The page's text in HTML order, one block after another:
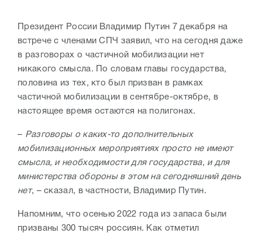
Президент России Владимир Путин 7 декабря на
встрече с членами СПЧ заявил, что на сегодня даже
в разговорах о частичной мобилизации нет
никакого смысла. По словам главы государства,
половина из тех, кто был призван в рамках
частичной мобилизации в сентябре-октябре, в
настоящее время остаются на полигонах.
– Разговоры о каких-то дополнительных
мобилизационных мероприятиях просто не имеют
смысла, и необходимости для государства, и для
министерства обороны в этом на сегодняшний день
нет, – сказал, в частности, Владимир Путин.
Напомним, что осенью 2022 года из запаса были
призваны 300 тысяч россиян. Как отметил